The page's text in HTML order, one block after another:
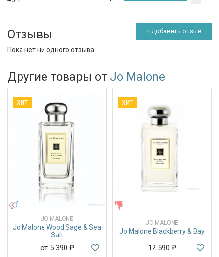
Отзывы + Добавить отзыв
Пока нет ни одного отзыва
Другие товары от Jo Malone
ХИТ
JO MALONE
Jo Malone Wood Sage & Sea
Salt
от 5 390 ₽
ХИТ
JO MALONE
Jo Malone Blackberry & Bay
12 590 ₽